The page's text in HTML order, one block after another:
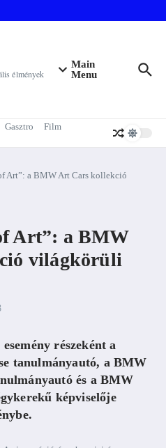
élmények
Main
Menu
Gasztro
Film
Art”: a BMW Art Cars kollekció
Art”: a BMW
világkörüli
részeként a
tanulmányautó, a BMW
és a BMW
képviselője